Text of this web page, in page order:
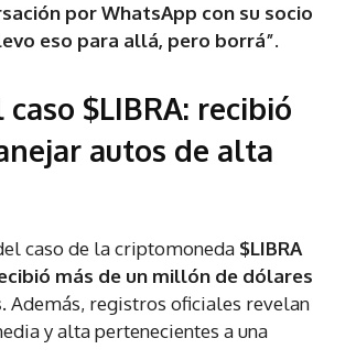
por WhatsApp con su socio
eso para allá, pero borrá”.
$LIBRA: recibió
autos de alta
caso de la criptomoneda $LIBRA
más de un millón de dólares
. Además, registros oficiales revelan
y alta pertenecientes a una